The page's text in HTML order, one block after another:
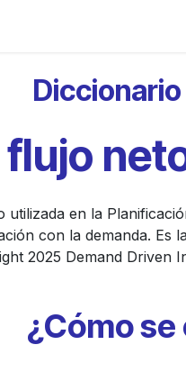
utilizada en la
con la demanda.
2025 Demand Driven
¿Cómo